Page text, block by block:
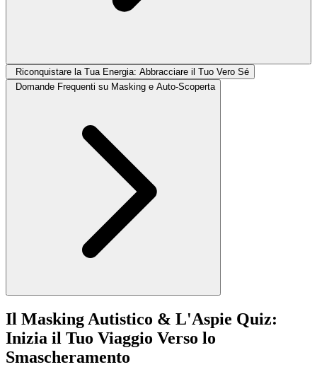
Riconquistare la Tua Energia: Abbracciare il Tuo Vero Sé
Domande Frequenti su Masking e Auto-Scoperta
Il Masking Autistico & L'Aspie Quiz:
Inizia il Tuo Viaggio Verso lo
Smascheramento